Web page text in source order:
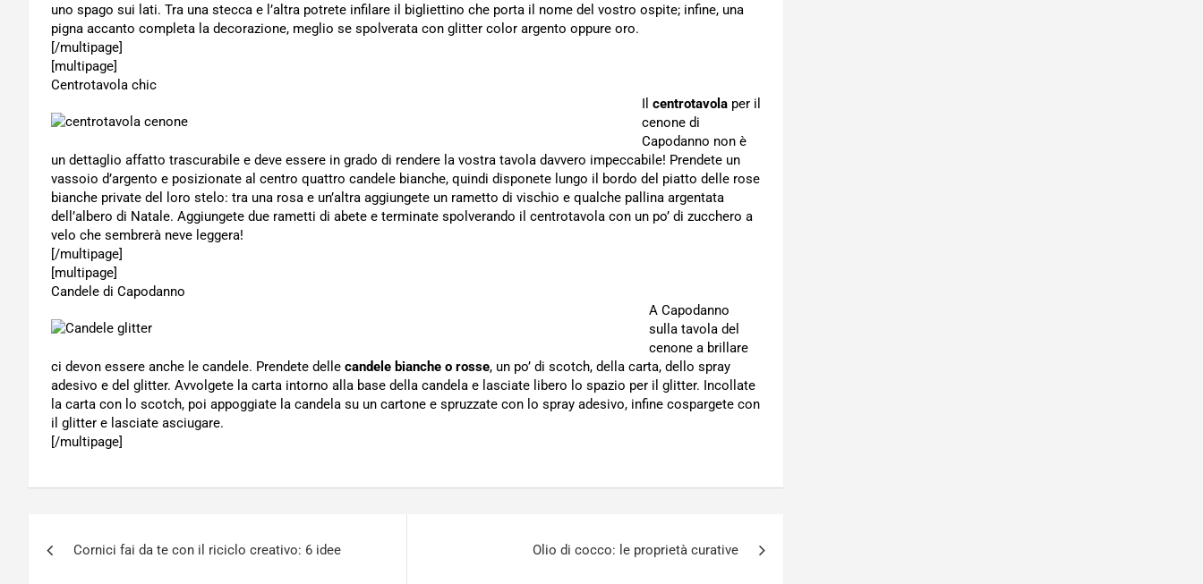
uno spago sui lati. Tra una stecca e l’altra potrete infilare il bigliettino che porta il nome del vostro ospite; infine, una
pigna accanto completa la decorazione, meglio se spolverata con glitter color argento oppure oro.
[/multipage]
[multipage]
Centrotavola chic
Il centrotavola per il
cenone di
Capodanno non è
un dettaglio affatto trascurabile e deve essere in grado di rendere la vostra tavola davvero impeccabile! Prendete un
vassoio d’argento e posizionate al centro quattro candele bianche, quindi disponete lungo il bordo del piatto delle rose
bianche private del loro stelo: tra una rosa e un’altra aggiungete un rametto di vischio e qualche pallina argentata
dell’albero di Natale. Aggiungete due rametti di abete e terminate spolverando il centrotavola con un po’ di zucchero a
velo che sembrerà neve leggera!
[/multipage]
[multipage]
Candele di Capodanno
A Capodanno
sulla tavola del
cenone a brillare
ci devon essere anche le candele. Prendete delle candele bianche o rosse, un po’ di scotch, della carta, dello spray
adesivo e del glitter. Avvolgete la carta intorno alla base della candela e lasciate libero lo spazio per il glitter. Incollate
la carta con lo scotch, poi appoggiate la candela su un cartone e spruzzate con lo spray adesivo, infine cospargete con
il glitter e lasciate asciugare.
[/multipage]
Cornici fai da te con il riciclo creativo: 6 idee Olio di cocco: le proprietà curative